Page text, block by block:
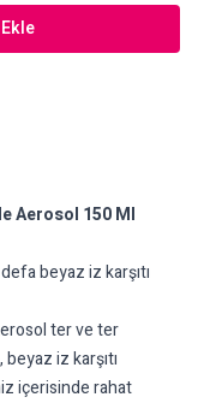
Aerosol 150 Ml
beyaz iz karşıtı
ter ve ter
iz karşıtı
içerisinde rahat